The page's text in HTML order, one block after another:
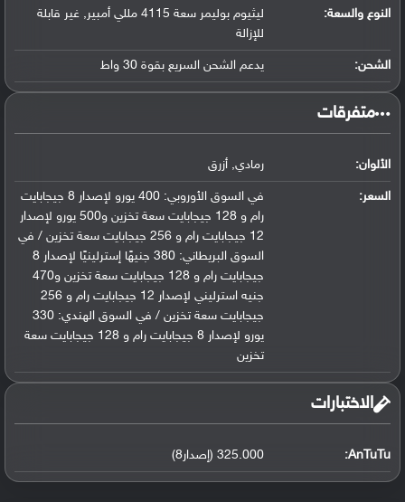
النوع والسعة:
ليثيوم بوليمر سعة 4115 مللي أمبير, غير قابلة
للإزالة
الشحن: يدعم الشحن السريع بقوة 30 واط
‏متفرقات‏
الألوان: رمادي, أزرق
السعر:
في السوق الأوروبي: 400 يورو لإصدار 8 جيجابايت
رام و 128 جيجابايت سعة تخزين و500 يورو لإصدار
12 جيجابايت رام و 256 جيجابايت سعة تخزين / في
السوق البريطاني: 380 جنيهًا إسترلينيًا لإصدار 8
جيجابايت رام و 128 جيجابايت سعة تخزين و470
جنيه استرليني لإصدار 12 جيجابايت رام و 256
جيجابايت سعة تخزين / في السوق الهندي: 330
يورو لإصدار 8 جيجابايت رام و 128 جيجابايت سعة
تخزين
‏الاختبارات‏
AnTuTu: 325.000 (إصدار8)